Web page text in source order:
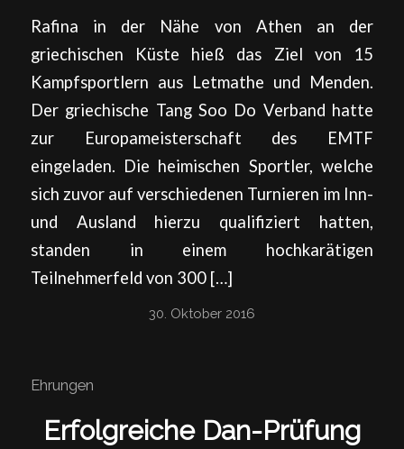
Rafina in der Nähe von Athen an der
griechischen Küste hieß das Ziel von 15
Kampfsportlern aus Letmathe und Menden.
Der griechische Tang Soo Do Verband hatte
zur Europameisterschaft des EMTF
eingeladen. Die heimischen Sportler, welche
sich zuvor auf verschiedenen Turnieren im Inn-
und Ausland hierzu qualifiziert hatten,
standen in einem hochkarätigen
Teilnehmerfeld von 300 […]
30. Oktober 2016
Ehrungen
Erfolgreiche Dan-Prüfung